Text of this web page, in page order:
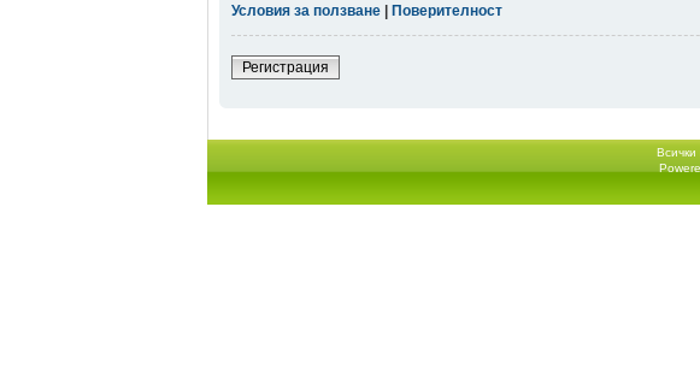
Условия за ползване | Поверителност
Регистрация
Начало форум